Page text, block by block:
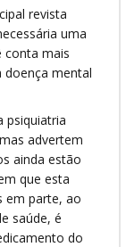
revista
uma
conta mais
doença mental
psiquiatria
advertem
ainda estão
que esta
em parte, ao
saúde, é
do